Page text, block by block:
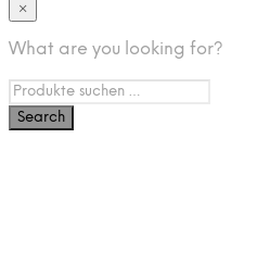
×
What are you looking for?